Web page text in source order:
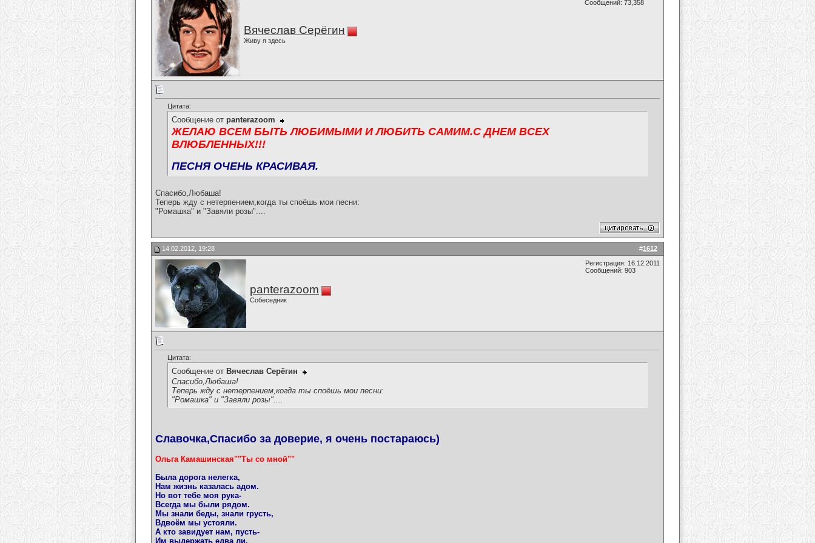
Вячеслав Серёгин
Живу я здесь
Сообщений: 73,358
Цитата:
Сообщение от panterazoom
ЖЕЛАЮ ВСЕМ БЫТЬ ЛЮБИМЫМИ И ЛЮБИТЬ САМИМ.С ДНЕМ ВСЕХ
ВЛЮБЛЕННЫХ!!!
ПЕСНЯ ОЧЕНЬ КРАСИВАЯ.
Спасибо,Любаша!
Теперь жду с нетерпением,когда ты споёшь мои песни:
"Ромашка" и "Завяли розы"....
#1612
14.02.2012, 19:28
panterazoom
Собеседник
Регистрация: 16.12.2011
Сообщений: 903
Цитата:
Сообщение от Вячеслав Серёгин
Спасибо,Любаша!
Теперь жду с нетерпением,когда ты споёшь мои песни:
"Ромашка" и "Завяли розы"....
Славочка,Спасибо за доверие, я очень постараюсь)
Ольга Камашинская""Ты со мной""
Была дорога нелегка,
Нам жизнь казалась адом.
Но вот тебе моя рука-
Всегда мы были рядом.
Мы знали беды, знали грусть,
Вдвоём мы устояли.
А кто завидует нам, пусть-
Им выдержать едва ли.